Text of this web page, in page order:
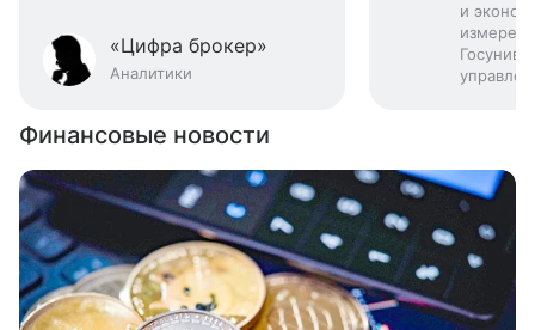
«Цифра брокер»
Аналитики
и
Финансовые новости